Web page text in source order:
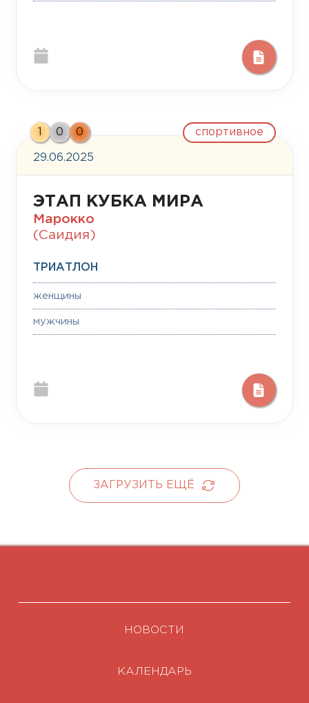
29.06.2025
спортивное
0 0
ЭТАП КУБКА МИРА
Марокко
(Саидия)
ТРИАТЛОН
женщины
мужчины
ЗАГРУЗИТЬ ЕЩЁ
НОВОСТИ
КАЛЕНДАРЬ